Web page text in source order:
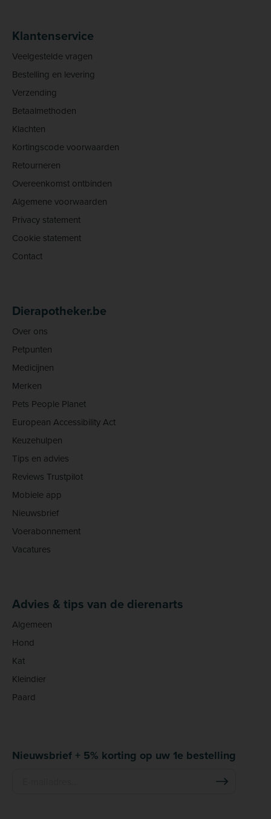
Klantenservice
Veelgestelde vragen
Bestelling en levering
Verzending
Betaalmethoden
Klachten
Kortingscode voorwaarden
Retourneren
Overeenkomst ontbinden
Algemene voorwaarden
Privacy statement
Cookie statement
Contact
Dierapotheker.be
Over ons
Petpunten
Medicijnen
Merken
Pets People Planet
European Accessibility Act
Keuzehulpen
Tips en advies
Reviews Trustpilot
Mobiele app
Nieuwsbrief
Voerabonnement
Vacatures
Advies & tips van de dierenarts
Algemeen
Hond
Kat
Kleindier
Paard
Nieuwsbrief + 5% korting op uw 1e bestelling